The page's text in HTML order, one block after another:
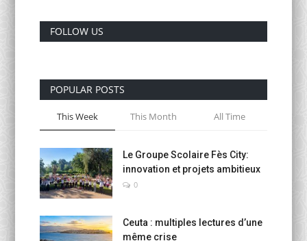
FOLLOW US
POPULAR POSTS
This Week This Month All Time
Le Groupe Scolaire Fès City:
innovation et projets ambitieux
0
Ceuta : multiples lectures d’une
même crise